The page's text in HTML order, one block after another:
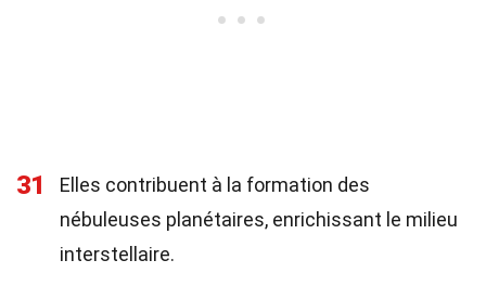
31
Elles contribuent à la formation des
nébuleuses planétaires, enrichissant le milieu
interstellaire.